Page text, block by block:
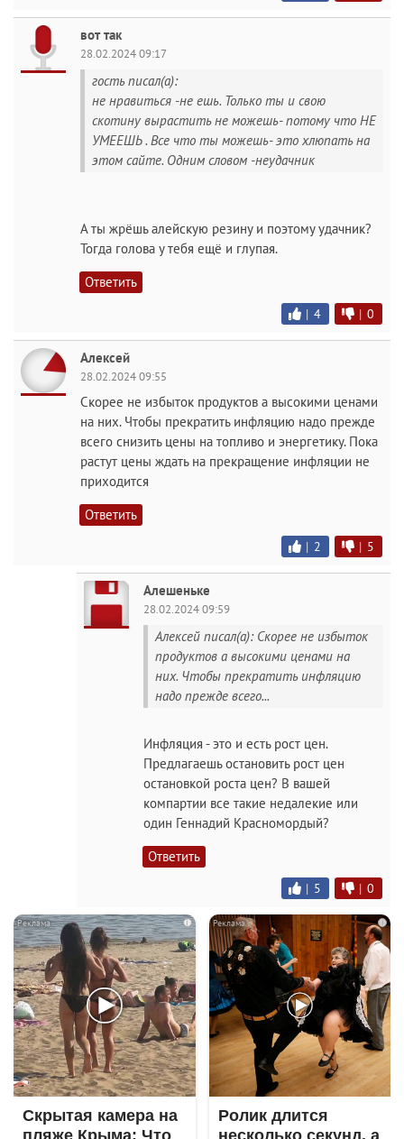
вот так
28.02.2024 09:17
гость писал(а):
не нравиться -не ешь. Только ты и свою
скотину вырастить не можешь- потому что НЕ
УМЕЕШЬ . Все что ты можешь- это хлюпать на
этом сайте. Одним словом -неудачник
А ты жрёшь алейскую резину и поэтому удачник?
Тогда голова у тебя ещё и глупая.
Ответить
| 4 | 0
Алексей
28.02.2024 09:55
Скорее не избыток продуктов а высокими ценами
на них. Чтобы прекратить инфляцию надо прежде
всего снизить цены на топливо и энергетику. Пока
растут цены ждать на прекращение инфляции не
приходится
Ответить
| 2 | 5
Алешеньке
28.02.2024 09:59
Алексей писал(а): Скорее не избыток
продуктов а высокими ценами на
них. Чтобы прекратить инфляцию
надо прежде всего...
Инфляция - это и есть рост цен.
Предлагаешь остановить рост цен
остановкой роста цен? В вашей
компартии все такие недалекие или
один Геннадий Красномордый?
Ответить
| 5 | 0
i
Скрытая камера на
пляже Крыма: Что
i
Ролик длится
несколько секунд, а